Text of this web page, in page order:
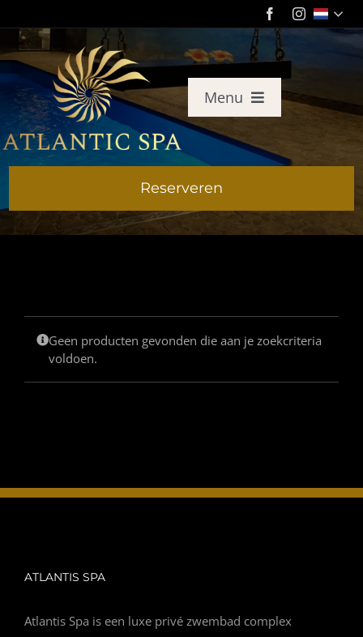
naar
inhoud
Menu
HOME
FOTO’S
ANDERE VESTIGINGEN
Reserveren
Geen producten gevonden die aan je zoekcriteria
voldoen.
ATLANTIS SPA
Atlantis Spa is een luxe privé zwembad complex